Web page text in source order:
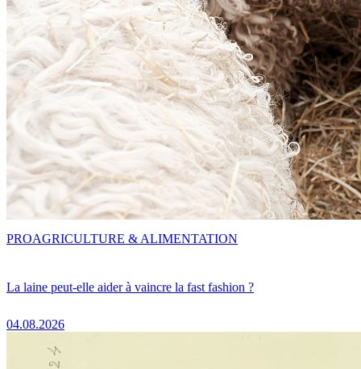
La laine peut-elle aider à vaincre la fast fashion ?
04.08.2026
PROAGRICULTURE & ALIMENTATION